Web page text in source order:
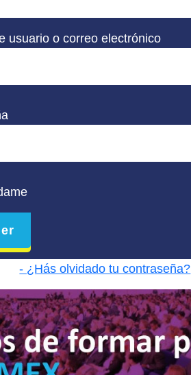
usuario o correo electrónico
- ¿Hás olvidado tu contraseña?